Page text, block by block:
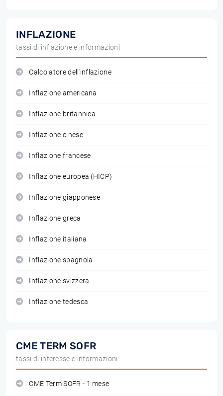
INFLAZIONE
tassi di inflazione e informazioni
Calcolatore dell'inflazione
Inflazione americana
Inflazione britannica
Inflazione cinese
Inflazione francese
Inflazione europea (HICP)
Inflazione giapponese
Inflazione greca
Inflazione italiana
Inflazione spagnola
Inflazione svizzera
Inflazione tedesca
CME TERM SOFR
tassi di interesse e informazioni
CME Term SOFR - 1 mese